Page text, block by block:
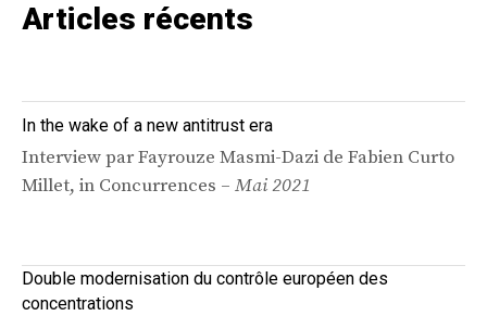
Articles récents
In the wake of a new antitrust era
Interview par Fayrouze Masmi-Dazi de Fabien Curto
Millet, in Concurrences – Mai 2021
Double modernisation du contrôle européen des
concentrations